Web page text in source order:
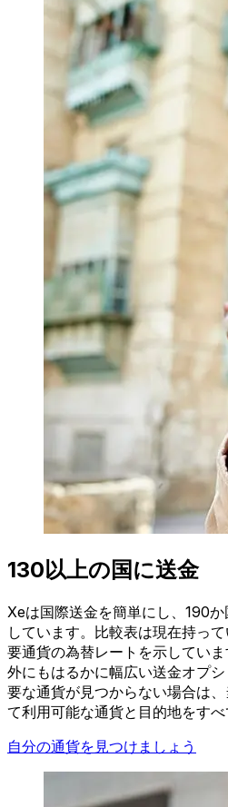
130以上の国に送金
Xeは国際送金を簡単にし、190
しています。比較表は現在持っ
要通貨の為替レートを示してい
外にもはるかに幅広い送金オプ
要な通貨が見つからない場合は
て利用可能な通貨と目的地をすべ
自分の通貨を見つけましょう